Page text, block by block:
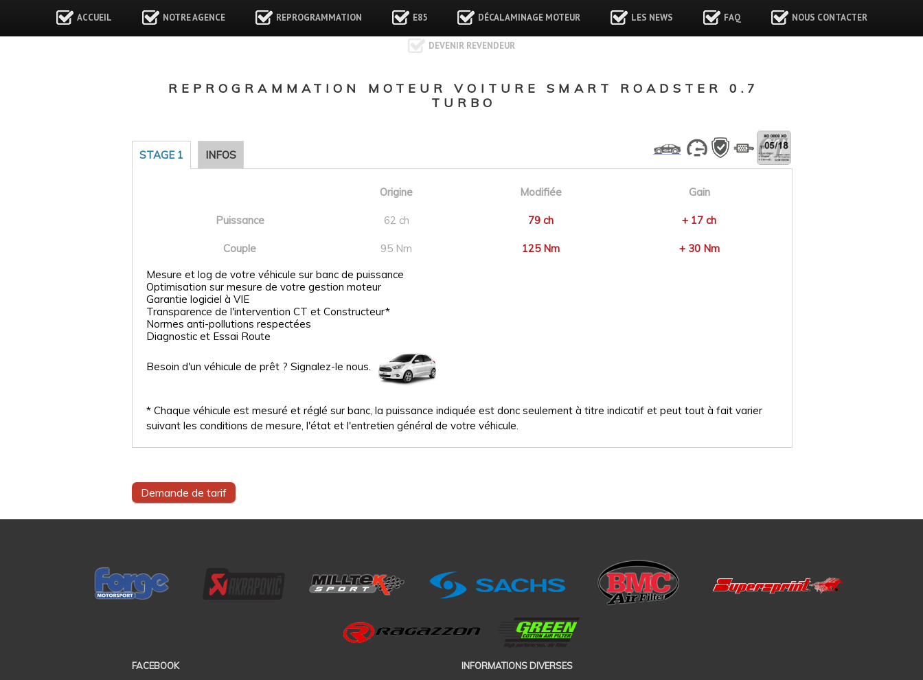
ACCUEIL NOTRE AGENCE REPROGRAMMATION E85 DÉCALAMINAGE MOTEUR LES NEWS FAQ NOUS CONTACTER
DEVENIR REVENDEUR
REPROGRAMMATION MOTEUR VOITURE SMART ROADSTER 0.7
TURBO
STAGE 1 INFOS
Origine Modifiée Gain
Puissance 62 ch 79 ch + 17 ch
Couple 95 Nm 125 Nm
+ 30 Nm
Mesure et log de votre véhicule sur banc de puissance
Optimisation sur mesure de votre gestion moteur
Garantie logiciel à VIE
Transparence de l'intervention CT et Constructeur*
Normes anti-pollutions respectées
Diagnostic et Essai Route
Besoin d'un véhicule de prêt ? Signalez-le nous.
* Chaque véhicule est mesuré et réglé sur banc, la puissance indiquée est donc seulement à titre indicatif et peut tout à fait varier
suivant les conditions de mesure, l'état et l'entretien général de votre véhicule.
Demande de tarif
FACEBOOK INFORMATIONS DIVERSES